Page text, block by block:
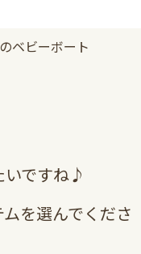
ベビーボート
いですね♪
を選んでくださ